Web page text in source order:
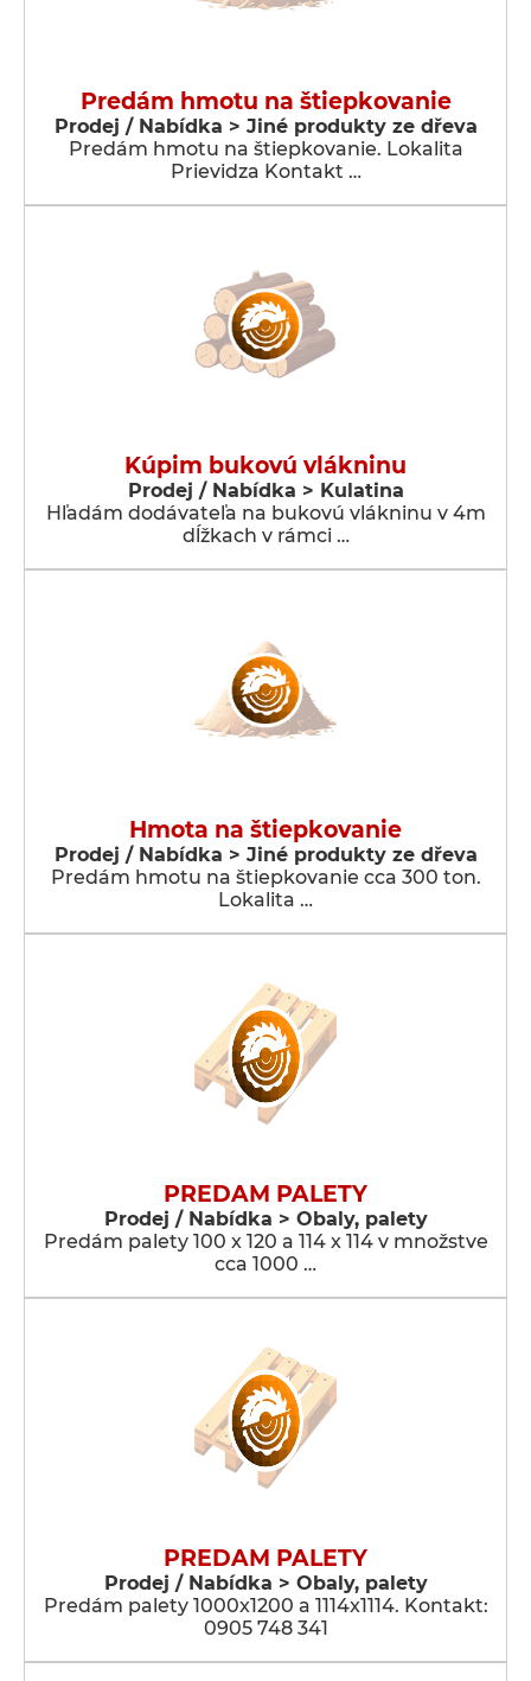
Predám hmotu na štiepkovanie
Prodej / Nabídka > Jiné produkty ze dřeva
Predám hmotu na štiepkovanie. Lokalita
Prievidza Kontakt …
Kúpim bukovú vlákninu
Prodej / Nabídka > Kulatina
Hľadám dodávateľa na bukovú vlákninu v 4m
dĺžkach v rámci …
Hmota na štiepkovanie
Prodej / Nabídka > Jiné produkty ze dřeva
Predám hmotu na štiepkovanie cca 300 ton.
Lokalita …
PREDAM PALETY
Prodej / Nabídka > Obaly, palety
Predám palety 100 x 120 a 114 x 114 v množstve
cca 1000 …
PREDAM PALETY
Prodej / Nabídka > Obaly, palety
Predám palety 1000x1200 a 1114x1114. Kontakt:
0905 748 341